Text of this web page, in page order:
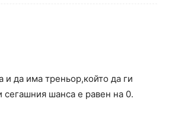
и да има треньор,който да ги
сегашния шанса е равен на 0.